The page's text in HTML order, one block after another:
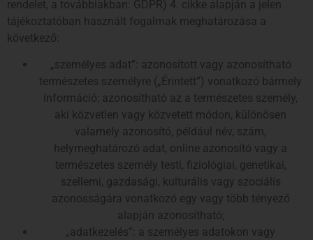
rendelet, a továbbiakban: GDPR) 4. cikke alapján a jelen
tájékoztatóban használt fogalmak meghatározása a
következő:
„személyes adat”: azonosított vagy azonosítható
természetes személyre („Érintett”) vonatkozó bármely
információ; azonosítható az a természetes személy,
aki közvetlen vagy közvetett módon, különösen
valamely azonosító, például név, szám,
helymeghatározó adat, online azonosító vagy a
természetes személy testi, fiziológiai, genetikai,
szellemi, gazdasági, kulturális vagy szociális
azonosságára vonatkozó egy vagy több tényező
alapján azonosítható;
„adatkezelés”: a személyes adatokon vagy